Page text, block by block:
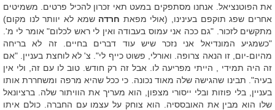
את הפוטנציאל. אנחנו מסתפקים במעט תאי זכרון להכיל פרטים. משמיטים
אחרים שפג תוקפם בעינינו, (אולי מפאת חרדה שמא לא יוותר לנו מקום)
מתקשים לזכור. "גם ככה אני עמוס בעבודה ואין לי ראש לכלום" אומר לי מ'.
"כשמגיע המונדיאל אני נזכר שיש עוד דברים בחיים. זה לא בריחה
מהיום-יום, זו הנאה צרופה. ואורלי, פשוט כייף לי". צ' לא לוחצת בעניין. "אם
זה היה תמידי , הייתי מפריעה לו. אבל זה רק חודש. טוב לו עם זה, ולי אין
בעיה". תבינו שהגישה שלה מאוד נכונה. כי ככל שהיא מרפה ומשחררת אותו
בעניין, בלי פוזות ובלי ייסורי מצפון, הוא מעריך את הוויתור שלה. ברציונאל
שלו הוא מבין את האובססיה. הוא צוחק על עצמו עם החברה. כולם איתו